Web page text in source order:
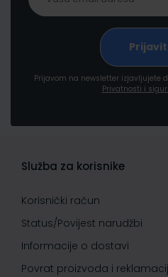
Prijavom na newsletter izjavljujete
Privatnosti i
Služba za korisnike
Korisnički račun
Status/Povijest narudžbi
Informacije o dostavi
Povrat proizvoda i